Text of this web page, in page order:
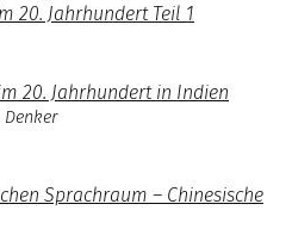
20. Jahrhundert Teil 1
20. Jahrhundert in Indien
Sprachraum – Chinesische